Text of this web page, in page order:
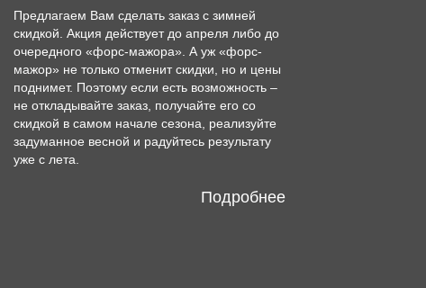
Предлагаем Вам сделать заказ с зимней
скидкой. Акция действует до апреля либо до
очередного «форс-мажора». А уж «форс-
мажор» не только отменит скидки, но и цены
поднимет. Поэтому если есть возможность –
не откладывайте заказ, получайте его со
скидкой в самом начале сезона, реализуйте
задуманное весной и радуйтесь результату
уже с лета.
Подробнее